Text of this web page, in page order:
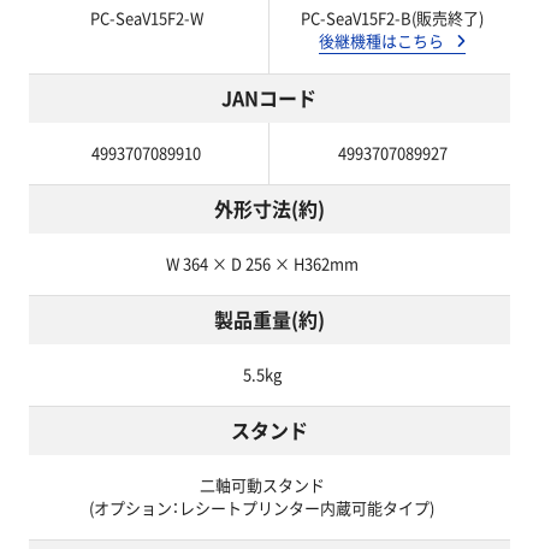
PC-SeaV15F2-W
PC-SeaV15F2-B(販売終了)
後継機種はこちら
JANコード
4993707089910 4993707089927
外形寸法(約)
W 364 × D 256 × H362mm
製品重量(約)
5.5kg
スタンド
二軸可動スタンド
(オプション：レシートプリンター内蔵可能タイプ)